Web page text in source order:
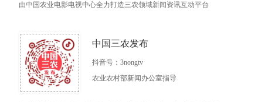
由中国农业电影电视中心全力打造三农领域新闻资讯互动平台
中国三农发布
抖音号：3nongtv
农业农村部新闻办公室指导